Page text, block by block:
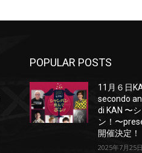
POPULAR POSTS
11月６日
secondo
di KAN 〜
ン！〜
開催決定！
2025年7月25日